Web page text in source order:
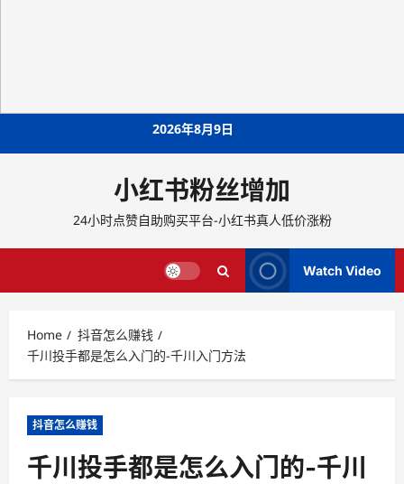
2026年8月9日
小红书粉丝增加
24小时点赞自助购买平台-小红书真人低价涨粉
Watch Video
Home
抖音怎么赚钱
千川投手都是怎么入门的-千川入门方法
抖音怎么赚钱
千川投手都是怎么入门的-千川